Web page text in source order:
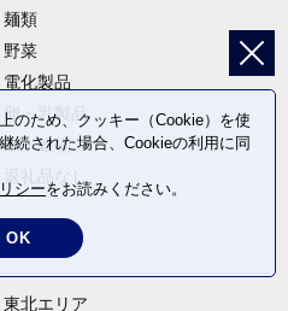
麺類
野菜
電化製品
卵・乳製品
米・穀物
東北エリア
のため、クッキー（Cookie）を使
続された場合、Cookieの利用に同
シーをお読みください。
OK